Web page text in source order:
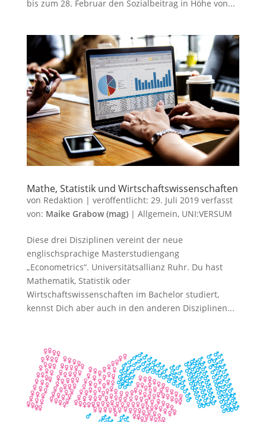
bis zum 28. Februar den Sozialbeitrag in Höhe von...
Mathe, Statistik und Wirtschaftswissenschaften
von Redaktion | veröffentlicht: 29. Juli 2019verfasst
von: Maike Grabow (mag)| Allgemein, UNI:VERSUM
Diese drei Disziplinen vereint der neue
englischsprachige Masterstudiengang
„Econometrics“. Universitätsallianz Ruhr. Du hast
Mathematik, Statistik oder
Wirtschaftswissenschaften im Bachelor studiert,
kennst Dich aber auch in den anderen Disziplinen...